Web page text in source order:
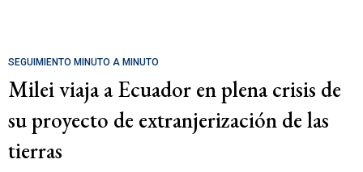
SEGUIMIENTO MINUTO A MINUTO
Milei viaja a Ecuador en plena crisis de
su proyecto de extranjerización de las
tierras